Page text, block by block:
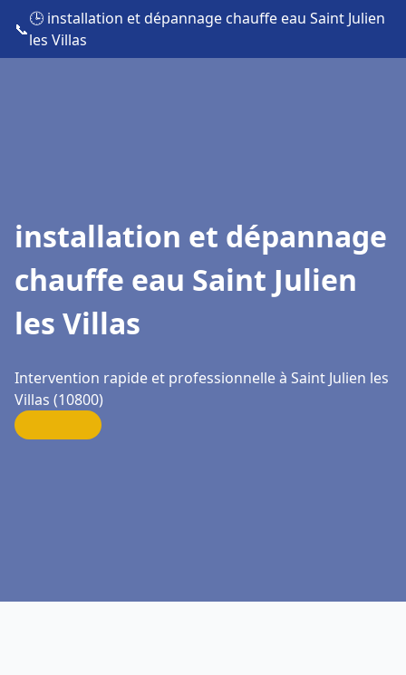
📞
🕒 installation et dépannage chauffe eau Saint Julien
les Villas
installation et dépannage
chauffe eau Saint Julien
les Villas
Intervention rapide et professionnelle à Saint Julien les
Villas (10800)